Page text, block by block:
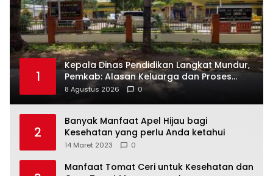
1
Kepala Dinas Pendidikan Langkat Mundur,
Pemkab: Alasan Keluarga dan Proses
Masih Berjalan
8 Agustus 2026 0
2
Banyak Manfaat Apel Hijau bagi
Kesehatan yang perlu Anda ketahui
14 Maret 2023 0
Manfaat Tomat Ceri untuk Kesehatan dan